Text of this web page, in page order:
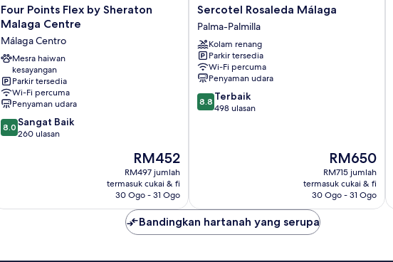
Four
Points
by
Sheraton
Malaga
Centre
Málaga
Centro
Four Points Flex by Sheraton
Malaga Centre
Málaga Centro
Mesra haiwan
kesayangan
Parkir tersedia
Wi-Fi percuma
Penyaman udara
8.0
daripada
8.0 Sangat Baik
260 ulasan
Harga
ialah
RM452
RM452
RM497 jumlah
termasuk cukai & fi
30 Ogo - 31 Ogo
Sercotel
Rosaleda
Málaga
Palma-
Palmilla
Sercotel Rosaleda Málaga
Palma-Palmilla
Kolam renang
Parkir tersedia
Wi-Fi percuma
Penyaman udara
8.8
daripada
8.8 Terbaik
498 ulasan
Harga
ialah
RM650
RM650
RM715 jumlah
termasuk cukai & fi
30 Ogo - 31 Ogo
Bandingkan hartanah yang serupa